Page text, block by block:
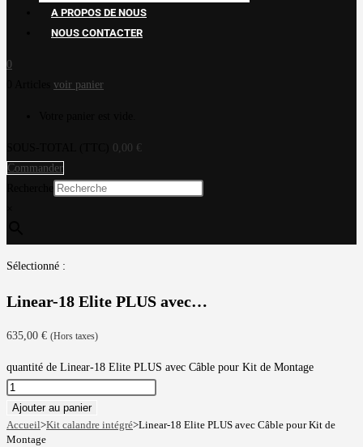
A PROPOS DE NOUS
NOUS CONTACTER
0
voir panier
0,00 €
Commander
Sélectionné :
Linear-18 Elite PLUS avec…
635,00 € (Hors taxes)
quantité de Linear-18 Elite PLUS avec Câble pour Kit de Montage
Ajouter au panier
Accueil>Kit calandre intégré>Linear-18 Elite PLUS avec Câble pour Kit de
Montage